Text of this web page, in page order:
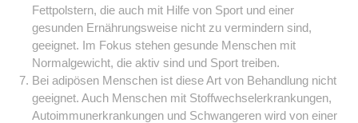
Fettpolstern, die auch mit Hilfe von Sport und einer
gesunden Ernährungsweise nicht zu vermindern sind,
geeignet. Im Fokus stehen gesunde Menschen mit
Normalgewicht, die aktiv sind und Sport treiben.
Bei adipösen Menschen ist diese Art von Behandlung nicht
geeignet. Auch Menschen mit Stoffwechselerkrankungen,
Autoimmunerkrankungen und Schwangeren wird von einer